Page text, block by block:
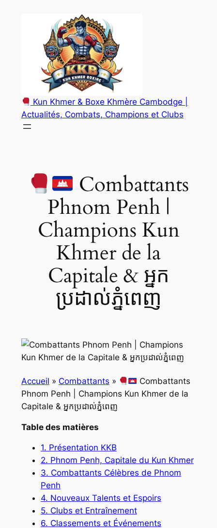
Kun Khmer & Boxe Khmère Cambodge |
Actualités, Combats, Champions et Clubs
Combattants
Phnom Penh |
Champions Kun
Khmer de la
Capitale & អ្នក
ប្រដាល់ភ្នំពេញ
Accueil » Combattants »
Combattants
Phnom Penh | Champions Kun Khmer de la
Capitale & អ្នកប្រដាល់ភ្នំពេញ
Table des matières
1. Présentation KKB
2. Phnom Penh, Capitale du Kun Khmer
3. Combattants Célèbres de Phnom
Penh
4. Nouveaux Talents et Espoirs
5. Clubs et Entraînement
6. Classements et Événements